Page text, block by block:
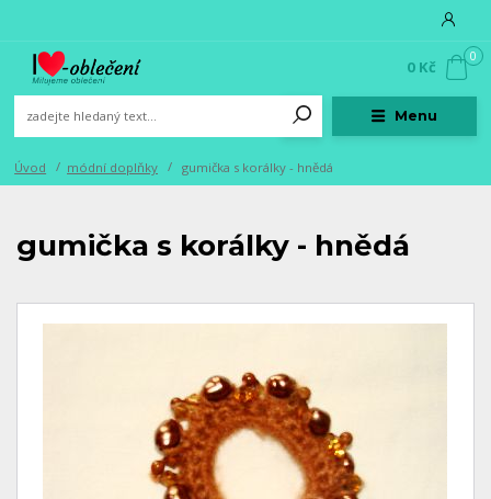
Menu
0
0 Kč
Úvod módní doplňky gumička s korálky - hnědá
gumička s korálky - hnědá